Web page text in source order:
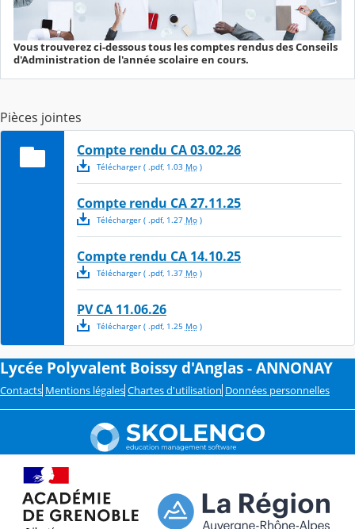
Vous trouverez ci-dessous tous les comptes rendus des Conseils
d'Administration de l'année scolaire en cours.
Pièces jointes
Compte rendu CA 03.02.26
Télécharger( .pdf, 1.03 Mo)
Compte rendu CA 27.11.25
Télécharger( .pdf, 1.27 Mo)
Compte rendu CA 14.10.25
Télécharger( .pdf, 1.37 Mo)
PV CA 11.06.26
Télécharger( .pdf, 1.25 Mo)
Lycée Polyvalent Boissy d'Anglas - ANNONAY
Contacts Mentions légales Chartes d'utilisation Données personnelles